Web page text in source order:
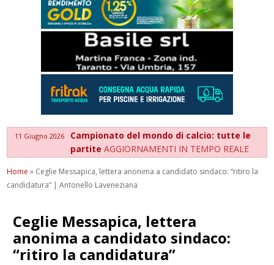
11 Giugno 2026
Campionato del mondo di calcio: tutte le
partiteAGGIORNAMENTI IN TEMPO REALE
Home » Ceglie Messapica, lettera anonima a candidato sindaco: “ritiro la
candidatura” | Antonello Laveneziana
Ceglie Messapica, lettera
anonima a candidato sindaco:
“ritiro la candidatura”